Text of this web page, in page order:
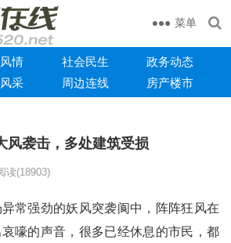
菜单
情 社会民生
政务动态
采 周边连线 房产楼市
风袭击，多处建筑受损
读(18903)
常强劲的妖风突袭阆中，阵阵狂风在
嚎的声音，很多已经休息的市民，都